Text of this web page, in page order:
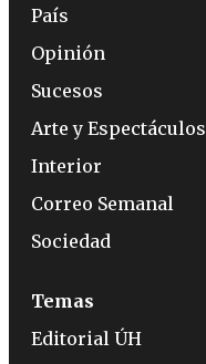
País
Opinión
Sucesos
Arte y Espectáculos
Interior
Correo Semanal
Sociedad
Temas
Editorial ÚH